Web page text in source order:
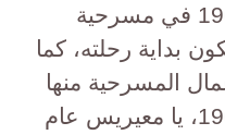
عشرة من عمره عام 1963 في مسرحية
بداية رحلته، كما
المسرحية منها
: "بخور أم جاسم عام 1969، يا معيريس عام